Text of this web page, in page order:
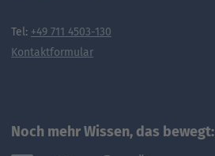
Tel: +49 711 4503-130
Kontaktformular
Noch mehr Wissen, das bewegt: